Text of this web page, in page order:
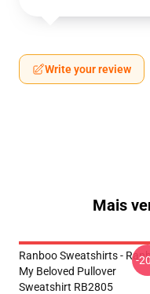
Write your review
Mais
Ranboo Sweatshirts -
My Beloved Pullover
Sweatshirt RB2805
-